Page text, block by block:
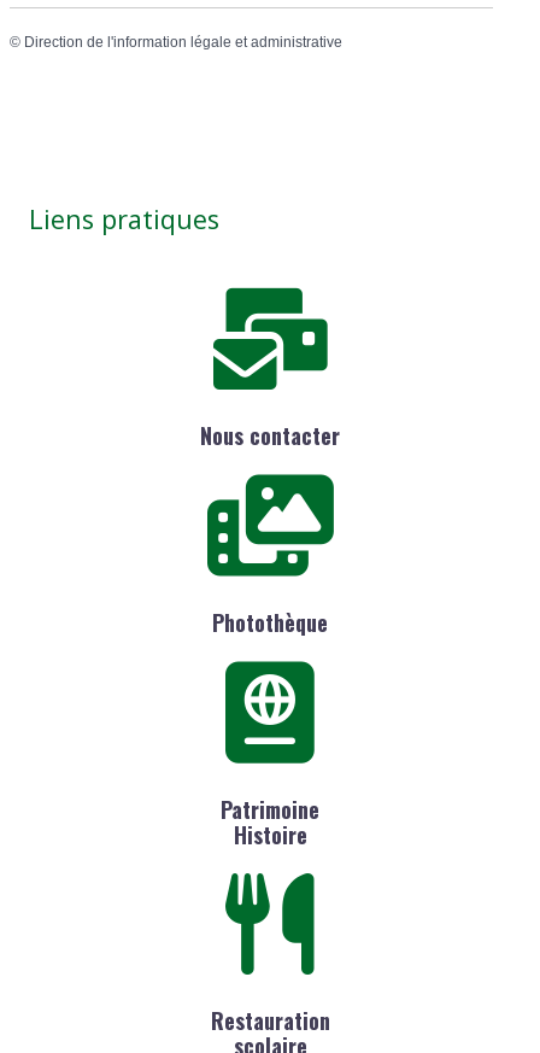
© Direction de l'information légale et administrative
Liens pratiques
Nous contacter
Photothèque
Patrimoine
Histoire
Restauration
scolaire